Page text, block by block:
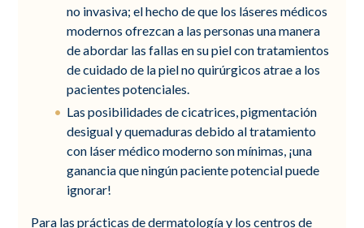
no invasiva; el hecho de que los láseres médicos
modernos ofrezcan a las personas una manera
de abordar las fallas en su piel con tratamientos
de cuidado de la piel no quirúrgicos atrae a los
pacientes potenciales.
Las posibilidades de cicatrices, pigmentación
desigual y quemaduras debido al tratamiento
con láser médico moderno son mínimas, ¡una
ganancia que ningún paciente potencial puede
ignorar!
Para las prácticas de dermatología y los centros de